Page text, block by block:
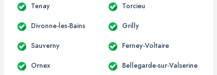
Tenay Torcieu
Divonne-les-Bains Grilly
Sauverny Ferney-Voltaire
Ornex Bellegarde-sur-Valserine